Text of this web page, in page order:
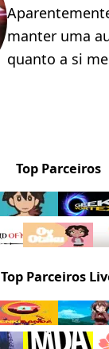
manter uma
quanto a si
Top Parceiros
Top Parceiros